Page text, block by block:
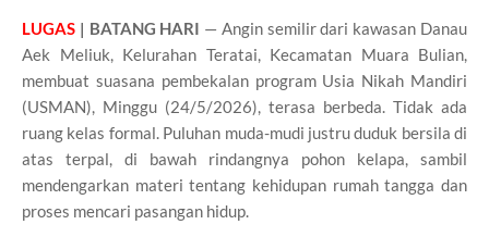
LUGAS | BATANG HARI — Angin semilir dari kawasan Danau
Aek Meliuk, Kelurahan Teratai, Kecamatan Muara Bulian,
membuat suasana pembekalan program Usia Nikah Mandiri
(USMAN), Minggu (24/5/2026), terasa berbeda. Tidak ada
ruang kelas formal. Puluhan muda-mudi justru duduk bersila di
atas terpal, di bawah rindangnya pohon kelapa, sambil
mendengarkan materi tentang kehidupan rumah tangga dan
proses mencari pasangan hidup.